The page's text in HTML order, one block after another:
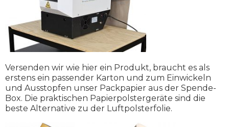
Versenden wir wie hier ein Produkt, braucht es als
erstens ein passender Karton und zum Einwickeln
und Ausstopfen unser Packpapier aus der Spende-
Box. Die praktischen Papierpolstergeräte sind die
beste Alternative zu der Luftpolsterfolie.